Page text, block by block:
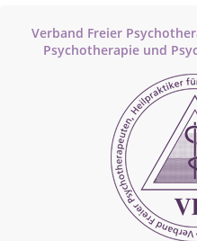
Verband Freier
Psychotherapie und